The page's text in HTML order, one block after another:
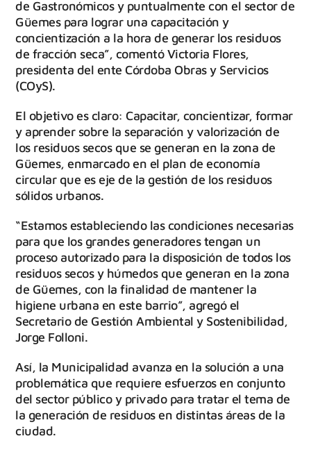
de Gastronómicos y puntualmente con el sector de
Güemes para lograr una capacitación y
concientización a la hora de generar los residuos
de fracción seca”, comentó Victoria Flores,
presidenta del ente Córdoba Obras y Servicios
(COyS).
El objetivo es claro: Capacitar, concientizar, formar
y aprender sobre la separación y valorización de
los residuos secos que se generan en la zona de
Güemes, enmarcado en el plan de economía
circular que es eje de la gestión de los residuos
sólidos urbanos.
“Estamos estableciendo las condiciones necesarias
para que los grandes generadores tengan un
proceso autorizado para la disposición de todos los
residuos secos y húmedos que generan en la zona
de Güemes, con la finalidad de mantener la
higiene urbana en este barrio”, agregó el
Secretario de Gestión Ambiental y Sostenibilidad,
Jorge Folloni.
Así, la Municipalidad avanza en la solución a una
problemática que requiere esfuerzos en conjunto
del sector público y privado para tratar el tema de
la generación de residuos en distintas áreas de la
ciudad.